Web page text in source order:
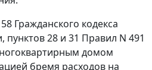
Гражданского кодекса
пунктов 28 и 31 Правил N 491
домом
бремя расходов на